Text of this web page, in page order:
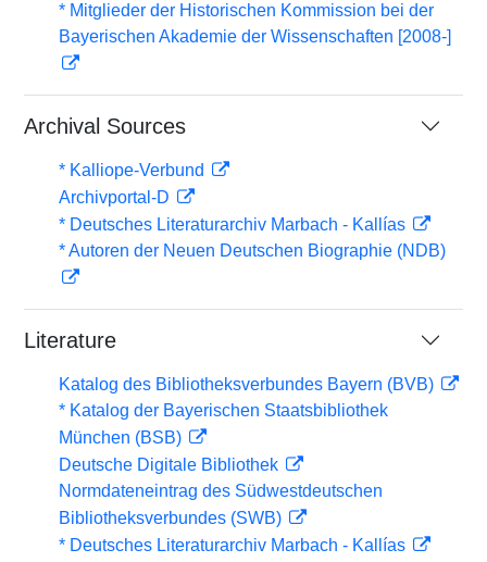
* Mitglieder der Historischen Kommission bei der
Bayerischen Akademie der Wissenschaften [2008-]
Archival Sources
* Kalliope-Verbund
Archivportal-D
* Deutsches Literaturarchiv Marbach - Kallías
* Autoren der Neuen Deutschen Biographie (NDB)
Literature
Katalog des Bibliotheksverbundes Bayern (BVB)
* Katalog der Bayerischen Staatsbibliothek
München (BSB)
Deutsche Digitale Bibliothek
Normdateneintrag des Südwestdeutschen
Bibliotheksverbundes (SWB)
* Deutsches Literaturarchiv Marbach - Kallías